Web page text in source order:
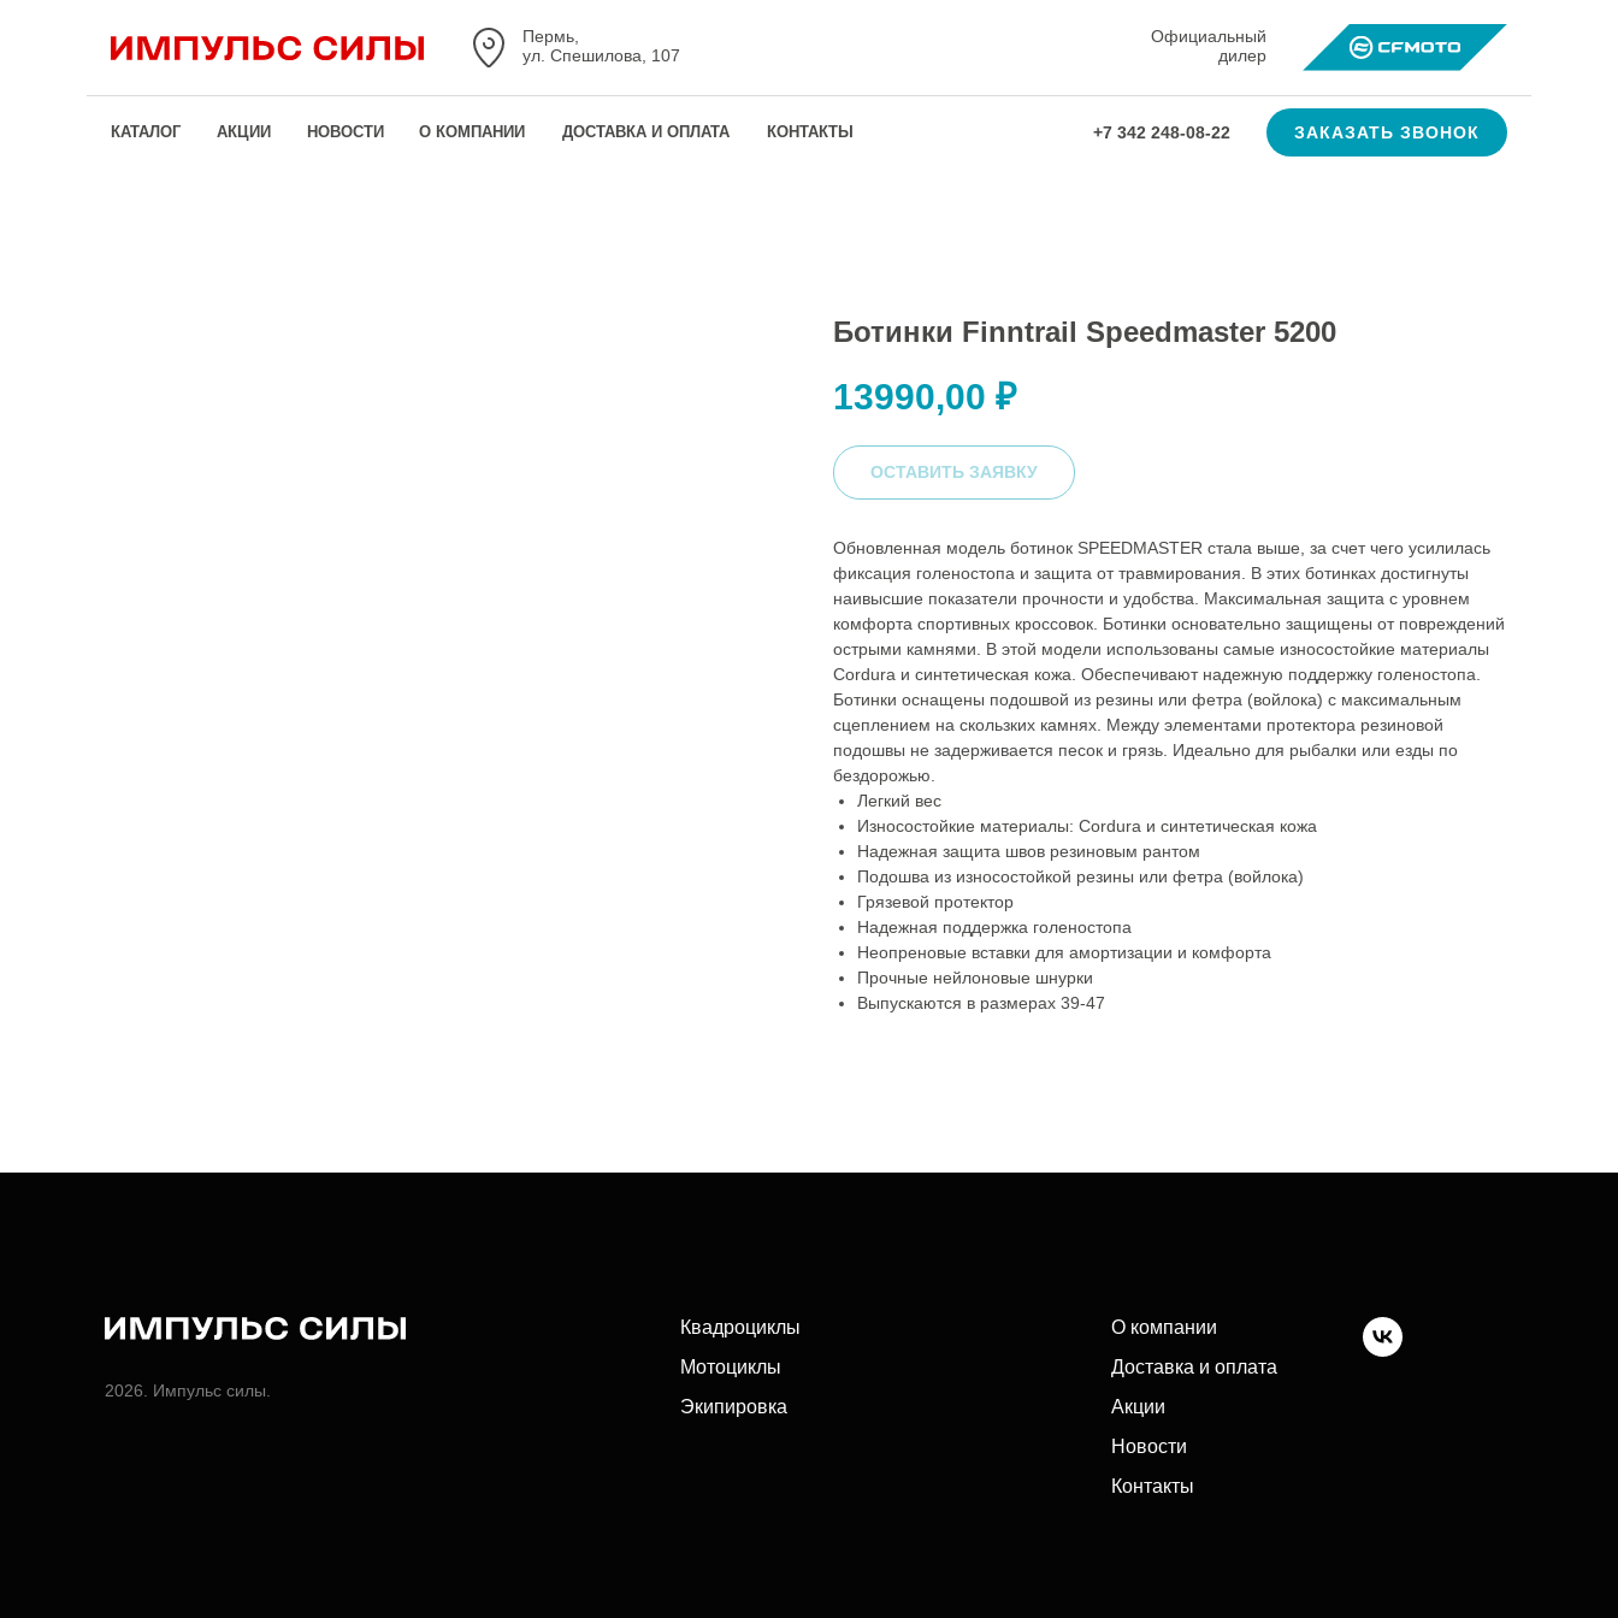
Пермь,
ул. Спешилова, 107
Официальный
дилер
КАТАЛОГ АКЦИИ НОВОСТИ О КОМПАНИИ ДОСТАВКА И ОПЛАТА КОНТАКТЫ +7 342 248-08-22 ЗАКАЗАТЬ ЗВОНОК
Ботинки Finntrail Speedmaster 5200
13990,00 ₽
ОСТАВИТЬ ЗАЯВКУ
Обновленная модель ботинок SPEEDMASTER стала выше, за счет чего усилилась
фиксация голеностопа и защита от травмирования. В этих ботинках достигнуты
наивысшие показатели прочности и удобства. Максимальная защита с уровнем
комфорта спортивных кроссовок. Ботинки основательно защищены от повреждений
острыми камнями. В этой модели использованы самые износостойкие материалы
Cordura и синтетическая кожа. Обеспечивают надежную поддержку голеностопа.
Ботинки оснащены подошвой из резины или фетра (войлока) с максимальным
сцеплением на скользких камнях. Между элементами протектора резиновой
подошвы не задерживается песок и грязь. Идеально для рыбалки или езды по
бездорожью.
Легкий вес
Износостойкие материалы: Cordura и синтетическая кожа
Надежная защита швов резиновым рантом
Подошва из износостойкой резины или фетра (войлока)
Грязевой протектор
Надежная поддержка голеностопа
Неопреновые вставки для амортизации и комфорта
Прочные нейлоновые шнурки
Выпускаются в размерах 39-47
2026. Импульс силы.
Квадроциклы
Мотоциклы
Экипировка
О компании
Доставка и оплата
Акции
Новости
Контакты